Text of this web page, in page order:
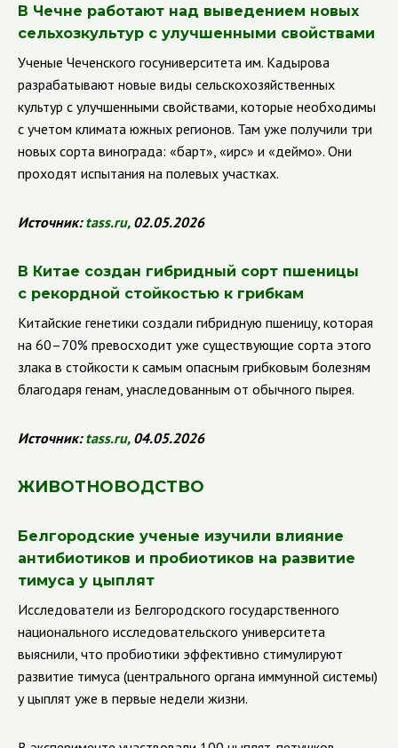
В Чечне работают над выведением новых
сельхозкультур с улучшенными свойствами
Ученые Чеченского госуниверситета им. Кадырова
разрабатывают новые виды сельскохозяйственных
культур с улучшенными свойствами, которые необходимы
с учетом климата южных регионов. Там уже получили три
новых сорта винограда: «барт», «ирс» и «деймо». Они
проходят испытания на полевых участках.
Источник: tass.ru,02.05.2026
В Китае создан гибридный сорт пшеницы
с рекордной стойкостью к грибкам
Китайские генетики создали гибридную пшеницу, которая
на 60–70% превосходит уже существующие сорта этого
злака в стойкости к самым опасным грибковым болезням
благодаря генам, унаследованным от обычного пырея.
Источник: tass.ru,04.05.2026
ЖИВОТНОВОДСТВО
Белгородские ученые изучили влияние
антибиотиков и пробиотиков на развитие
тимуса у цыплят
Исследователи из Белгородского государственного
национального исследовательского университета
выяснили, что пробиотики эффективно стимулируют
развитие тимуса (центрального органа иммунной системы)
у цыплят уже в первые недели жизни.